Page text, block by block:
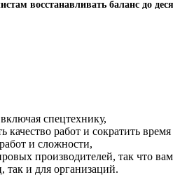
восстанавливать баланс до
спецтехнику,
работ и сократить
и сложности,
производителей, так что
так и для организаций.